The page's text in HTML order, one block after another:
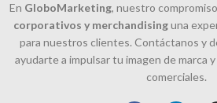
En GloboMarketing, nuestro
corporativos y merchandisinguna
para nuestros clientes. Contáctanos y
ayudarte a impulsar tu imagen de marca
comerciales.